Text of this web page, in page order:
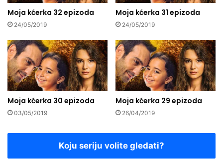
Moja kćerka 32 epizoda
24/05/2019
Moja kćerka 31 epizoda
24/05/2019
Moja kćerka 30 epizoda
03/05/2019
Moja kćerka 29 epizoda
26/04/2019
Koju seriju volite gledati?